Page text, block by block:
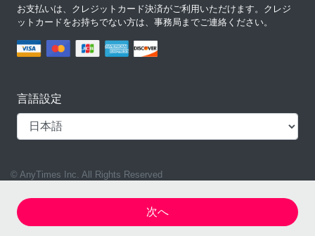
お支払いは、クレジットカード決済がご利用いただけます。クレジ
ットカードをお持ちでない方は、事務局までご連絡ください。
言語設定
© AnyTimes Inc. All Rights Reserved